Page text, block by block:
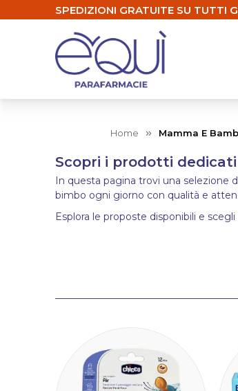
SPEDIZIONI GRATUITE SU TUTTI
Home Mamma E
Scopri i prodotti
In questa pagina trovi una
bimbo ogni giorno con qualità e
Esplora le proposte disponibili e